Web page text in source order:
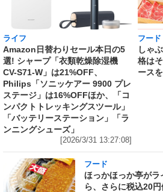
ライフ
Amazon日替わりセール本日の5
選! シャープ「衣類乾燥除湿機
CV-S71-W」は21%OFF、
Philips「ソニッケアー 9900 プレ
ステージ」は16%OFFほか、「コ
ンパクトトレッキングスツール」
「バッテリーステーション」「ラ
ンニングシューズ」
[2026/3/31 13:27:08]
フード
しゃ
格は
ース
フード
ほっかほっか亭が
ら、さらに税込20